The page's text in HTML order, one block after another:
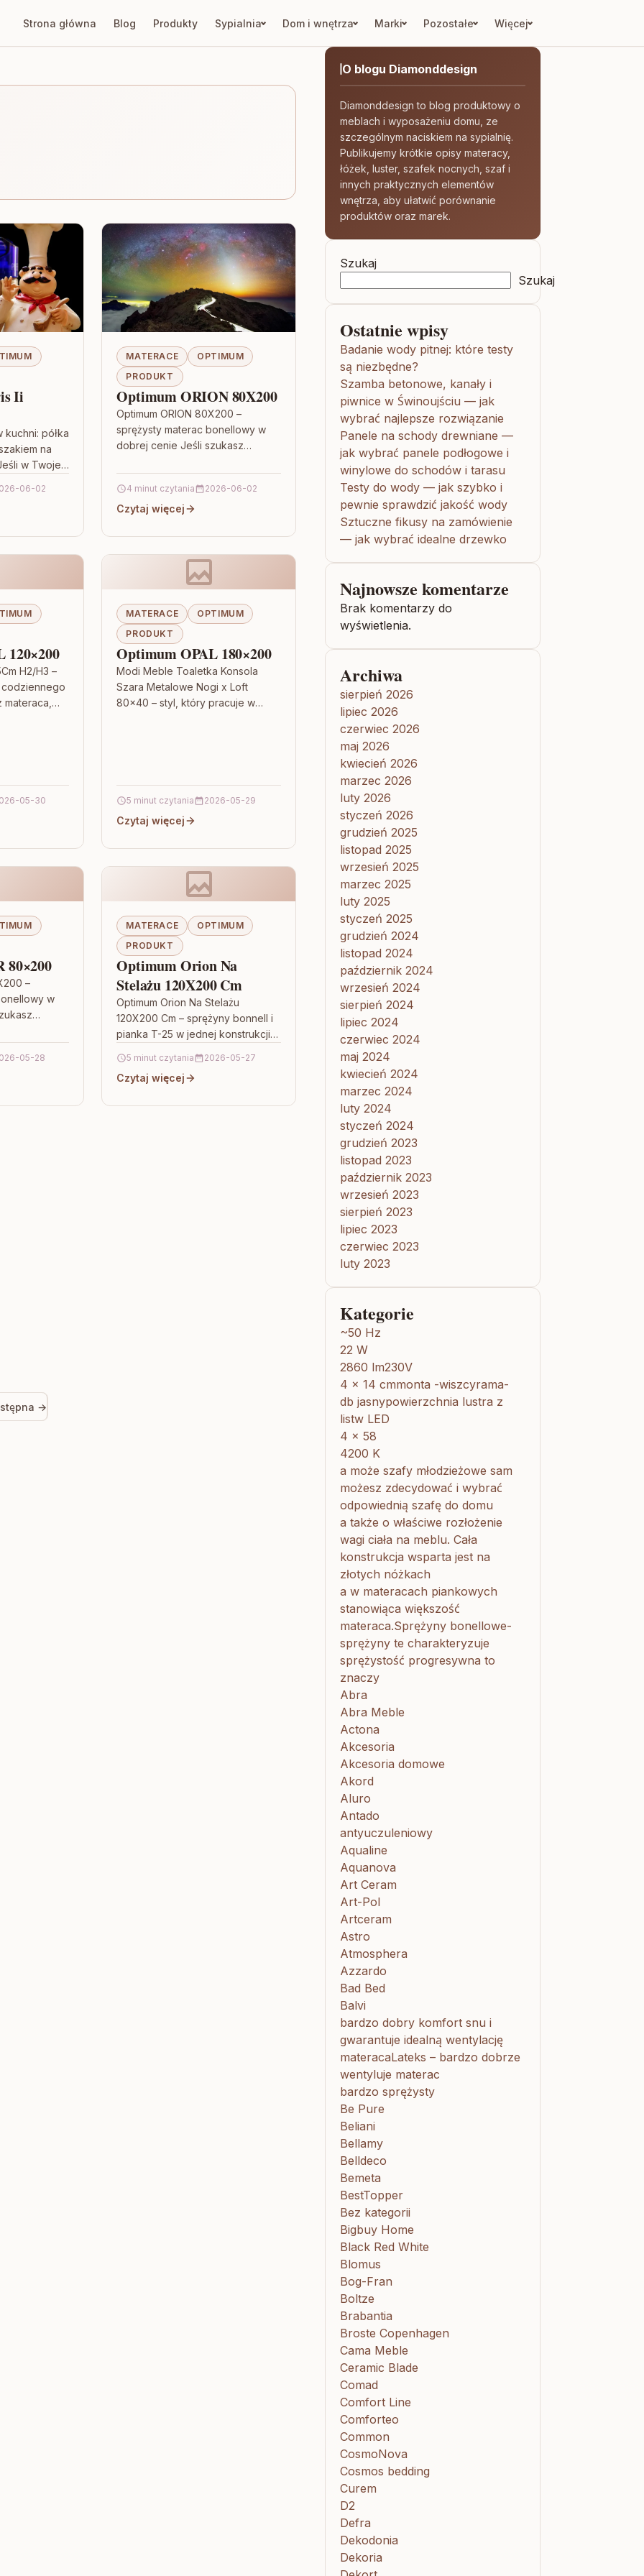
Strona główna Blog Produkty Sypialnia Dom i wnętrza Marki Pozostałe Więcej
Ii
półka
na
w Twojej
06-02
MATERACE
OPTIMUM
PRODUKT
Optimum ORION 80X200
Optimum ORION 80X200 –
sprężysty materac bonellowy w
dobrej cenie Jeśli szukasz
z rozsądną ceną, Optimum ORION
80X200 będzie bardzo…
4 minut czytania 2026-06-02
Czytaj więcej
120×200
H2/H3 –
05-30
MATERACE
OPTIMUM
PRODUKT
Optimum OPAL 180×200
Modi Meble Toaletka Konsola
Szara Metalowe Nogi x Loft
80×40 – styl, który pracuje w
5 minut czytania 2026-05-29
Czytaj więcej
–
w
ORION
05-28
MATERACE
OPTIMUM
PRODUKT
Optimum Orion Na
Stelażu 120X200 Cm
Optimum Orion Na Stelażu
120X200 Cm – sprężyny bonnell i
pianka T-25 w jednej konstrukcji
łączy sprężyste podparcie z
wygodnym…
5 minut czytania 2026-05-27
Czytaj więcej
→
O blogu Diamonddesign
Diamonddesign to blog produktowy o
meblach i wyposażeniu domu, ze
szczególnym naciskiem na sypialnię.
Publikujemy krótkie opisy materacy,
łóżek, luster, szafek nocnych, szaf i
innych praktycznych elementów
wnętrza, aby ułatwić porównanie
produktów oraz marek.
Szukaj
Szukaj
Ostatnie wpisy
Badanie wody pitnej: które testy
są niezbędne?
Szamba betonowe, kanały i
piwnice w Świnoujściu — jak
wybrać najlepsze rozwiązanie
Panele na schody drewniane —
jak wybrać panele podłogowe i
winylowe do schodów i tarasu
Testy do wody — jak szybko i
pewnie sprawdzić jakość wody
Sztuczne fikusy na zamówienie
— jak wybrać idealne drzewko
Najnowsze komentarze
Brak komentarzy do
wyświetlenia.
Archiwa
sierpień 2026
lipiec 2026
czerwiec 2026
maj 2026
kwiecień 2026
marzec 2026
luty 2026
styczeń 2026
grudzień 2025
listopad 2025
wrzesień 2025
marzec 2025
luty 2025
styczeń 2025
grudzień 2024
listopad 2024
październik 2024
wrzesień 2024
sierpień 2024
lipiec 2024
czerwiec 2024
maj 2024
kwiecień 2024
marzec 2024
luty 2024
styczeń 2024
grudzień 2023
listopad 2023
październik 2023
wrzesień 2023
sierpień 2023
lipiec 2023
czerwiec 2023
luty 2023
Kategorie
~50 Hz
22 W
2860 lm230V
4 x 14 cmmonta -wiszcyrama-
db jasnypowierzchnia lustra z
listw LED
4 x 58
4200 K
a może szafy młodzieżowe sam
możesz zdecydować i wybrać
odpowiednią szafę do domu
a także o właściwe rozłożenie
wagi ciała na meblu. Cała
konstrukcja wsparta jest na
złotych nóżkach
a w materacach piankowych
stanowiąca większość
materaca.Sprężyny bonellowe-
sprężyny te charakteryzuje
sprężystość progresywna to
znaczy
Abra
Abra Meble
Actona
Akcesoria
Akcesoria domowe
Akord
Aluro
Antado
antyuczuleniowy
Aqualine
Aquanova
Art Ceram
Art-Pol
Artceram
Astro
Atmosphera
Azzardo
Bad Bed
Balvi
bardzo dobry komfort snu i
gwarantuje idealną wentylację
materacaLateks – bardzo dobrze
wentyluje materac
bardzo sprężysty
Be Pure
Beliani
Bellamy
Belldeco
Bemeta
BestTopper
Bez kategorii
Bigbuy Home
Black Red White
Blomus
Bog-Fran
Boltze
Brabantia
Broste Copenhagen
Cama Meble
Ceramic Blade
Comad
Comfort Line
Comforteo
Common
CosmoNova
Cosmos bedding
Curem
D2
Defra
Dekodonia
Dekoria